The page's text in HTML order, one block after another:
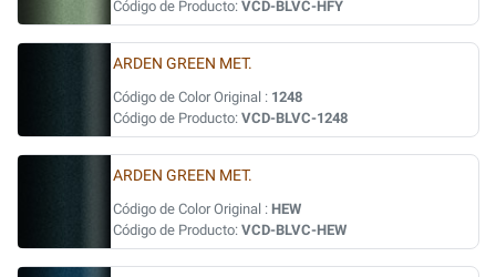
Código de Producto: VCD-BLVC-HFY
ARDEN GREEN MET.
Código de Color Original : 1248
Código de Producto: VCD-BLVC-1248
ARDEN GREEN MET.
Código de Color Original : HEW
Código de Producto: VCD-BLVC-HEW